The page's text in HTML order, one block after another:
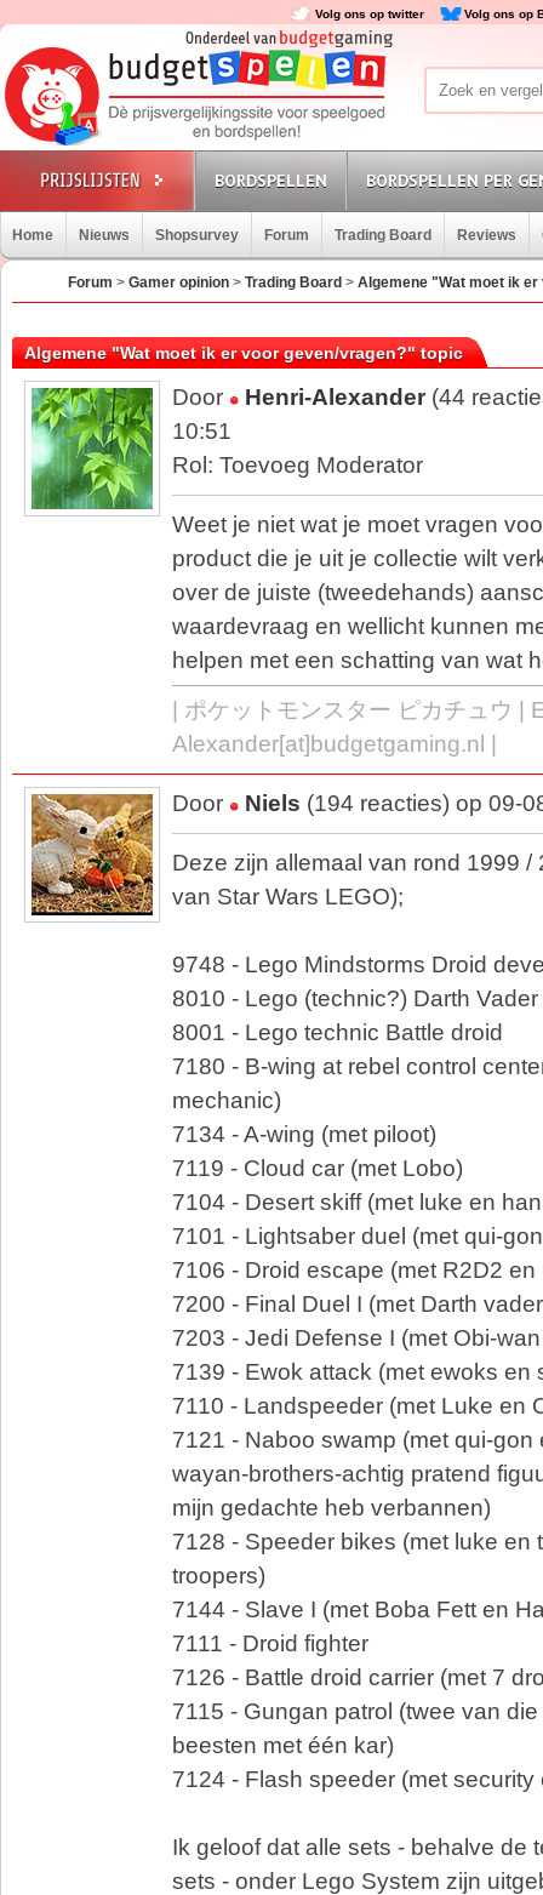
Volg ons op twitter Volg ons op
BORDSPELLEN BORDSPELLEN PER
Home Nieuws Shopsurvey Forum Trading Board Reviews
Forum > Gamer opinion > Trading Board > Algemene "Wat moet ik
Algemene "Wat moet ik er voor geven/vragen?" topic
Door Henri-Alexander (44
10:51
Rol: Toevoeg Moderator
Weet je niet wat je moet vragen
product die je uit je collectie wilt
over de juiste (tweedehands)
waardevraag en wellicht kunnen
helpen met een schatting van wat
| ポケットモンスター ピカチュウ |
Alexander[at]budgetgaming.nl |
Door Niels (194 reacties) op 09-
Deze zijn allemaal van rond 1999 /
van Star Wars LEGO);
9748 - Lego Mindstorms Droid
8010 - Lego (technic?) Darth Vader
8001 - Lego technic Battle droid
7180 - B-wing at rebel control
mechanic)
7134 - A-wing (met piloot)
7119 - Cloud car (met Lobo)
7104 - Desert skiff (met luke en
7101 - Lightsaber duel (met qui-
7106 - Droid escape (met R2D2 en
7200 - Final Duel I (met Darth
7203 - Jedi Defense I (met Obi-
7139 - Ewok attack (met ewoks en
7110 - Landspeeder (met Luke en
7121 - Naboo swamp (met qui-gon
wayan-brothers-achtig pratend
mijn gedachte heb verbannen)
7128 - Speeder bikes (met luke en
troopers)
7144 - Slave I (met Boba Fett en
7111 - Droid fighter
7126 - Battle droid carrier (met 7
7115 - Gungan patrol (twee van
beesten met één kar)
7124 - Flash speeder (met security
Ik geloof dat alle sets - behalve de
sets - onder Lego System zijn